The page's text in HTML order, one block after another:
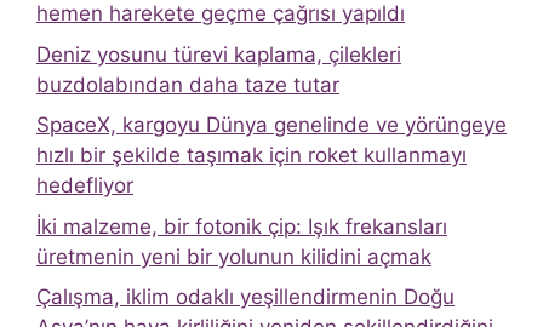
hemen harekete geçme çağrısı yapıldı
Deniz yosunu türevi kaplama, çilekleri
buzdolabından daha taze tutar
SpaceX, kargoyu Dünya genelinde ve yörüngeye
hızlı bir şekilde taşımak için roket kullanmayı
hedefliyor
İki malzeme, bir fotonik çip: Işık frekansları
üretmenin yeni bir yolunun kilidini açmak
Çalışma, iklim odaklı yeşillendirmenin Doğu